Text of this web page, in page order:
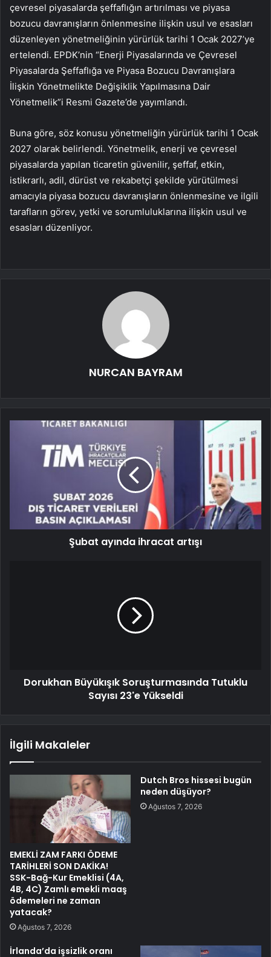
çevresel piyasalarda şeffaflığın artırılması ve piyasa
bozucu davranışların önlenmesine ilişkin usul ve esasları
düzenleyen yönetmeliğinin yürürlük tarihi 1 Ocak 2027’ye
ertelendi. EPDK’nin “Enerji Piyasalarında ve Çevresel
Piyasalarda Şeffaflığa ve Piyasa Bozucu Davranışlara
İlişkin Yönetmelikte Değişiklik Yapılmasına Dair
Yönetmelik”i Resmi Gazete’de yayımlandı.
Buna göre, söz konusu yönetmeliğin yürürlük tarihi 1 Ocak
2027 olarak belirlendi. Yönetmelik, enerji ve çevresel
piyasalarda yapılan ticaretin güvenilir, şeffaf, etkin,
istikrarlı, adil, dürüst ve rekabetçi şekilde yürütülmesi
amacıyla piyasa bozucu davranışların önlenmesine ve ilgili
tarafların görev, yetki ve sorumluluklarına ilişkin usul ve
esasları düzenliyor.
NURCAN BAYRAM
Şubat ayında ihracat artışı
Dorukhan Büyükışık Soruşturmasında Tutuklu
Sayısı 23'e Yükseldi
İlgili Makaleler
EMEKLİ ZAM FARKI ÖDEME
TARİHLERİ SON DAKİKA!
SSK-Bağ-Kur Emeklisi (4A,
4B, 4C) Zamlı emekli maaş
ödemeleri ne zaman
yatacak?
Ağustos 7, 2026
Dutch Bros hissesi bugün
neden düşüyor?
Ağustos 7, 2026
İrlanda’da işsizlik oranı